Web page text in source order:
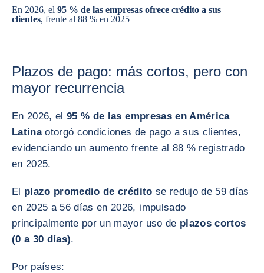
En 2026, el 95 % de las empresas ofrece crédito a sus
clientes, frente al 88 % en 2025
Plazos de pago: más cortos, pero con
mayor recurrencia
En 2026, el95 % de las empresas en América
Latinaotorgó condiciones de pago a sus clientes,
evidenciando un aumento frente al 88 % registrado
en 2025.
El plazo promedio de crédito se redujo de 59 días
en 2025 a 56 días en 2026, impulsado
principalmente por un mayor uso de plazos cortos
(0 a 30 días).
Por países: